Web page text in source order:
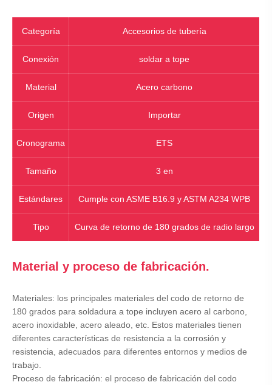
Categoría Accesorios de tubería
Conexión soldar a tope
Material Acero carbono
Origen Importar
Cronograma ETS
Tamaño 3 en
Estándares Cumple con ASME B16.9 y ASTM A234 WPB
Tipo Curva de retorno de 180 grados de radio largo
Material y proceso de fabricación.
Materiales: los principales materiales del codo de retorno de
180 grados para soldadura a tope incluyen acero al carbono,
acero inoxidable, acero aleado, etc. Estos materiales tienen
diferentes características de resistencia a la corrosión y
resistencia, adecuados para diferentes entornos y medios de
trabajo.
Proceso de fabricación: el proceso de fabricación del codo